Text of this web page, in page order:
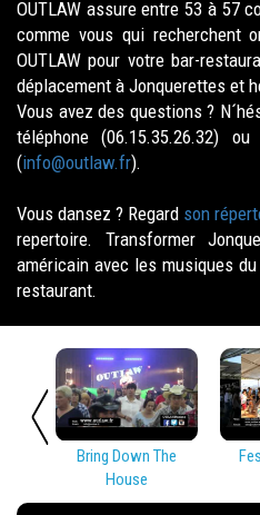
OUTLAW assure entre 53 à 57
comme vous qui recherchent
OUTLAW pour votre bar-
déplacement à Jonquerettes et
Vous avez des questions ?
téléphone (06.15.35.26.32)
(info@outlaw.fr).
Vous dansez ? Regard son
repertoire. Transformer
américain avec les musiques
restaurant.
Bring Down The
House